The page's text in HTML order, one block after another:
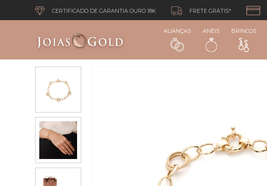
CERTIFICADO DE GARANTIA OURO 18K FRETE GRÁTIS*
ALIANÇAS ANÉIS BRINCOS